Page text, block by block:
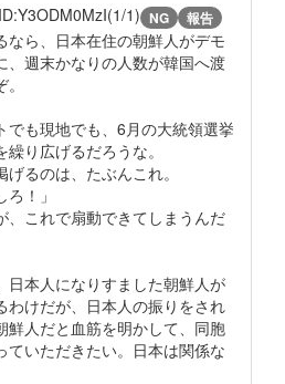
ID:Y3ODM0MzI(1/1) NG 報告
なら、日本在住の朝鮮人がデモ
、週末かなりの人数が韓国へ渡
でも現地でも、6月の大統領選挙
り広げるだろうな。
るのは、たぶんこれ。
ろ！」
、これで扇動できてしまうんだ
日本人になりすました朝鮮人が
わけだが、日本人の振りをされ
鮮人だと血筋を明かして、同胞
ていただきたい。日本は関係な